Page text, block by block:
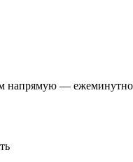
напрямую —